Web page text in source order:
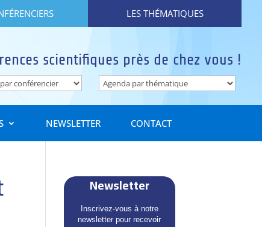
LES THÉMATIQUES
scientifiques près de chez vous !
NEWSLETTER CONTACT
Newsletter
Inscrivez-vous à notre
newsletter pour recevoir